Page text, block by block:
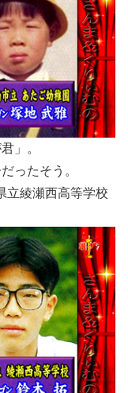
」。
ったそう。
立綾瀬西高等学校